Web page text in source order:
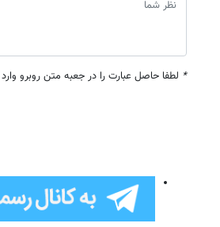
* لطفا حاصل عبارت را در جعبه متن روبرو